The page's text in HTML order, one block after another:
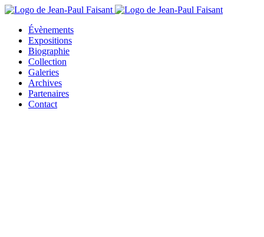
Évènements
Expositions
Biographie
Collection
Galeries
Archives
Partenaires
Contact